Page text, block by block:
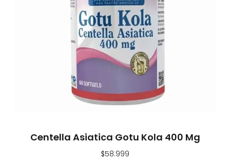
Centella Asiatica Gotu Kola 400 Mg
$58.999